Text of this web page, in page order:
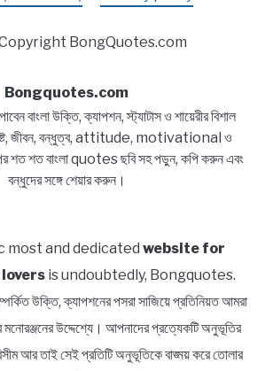
BongQuotes.com
Bongquotes.com
উক্তি, ক্যাপশন, স্ট্যাটাস ও শায়েরীর বিশাল
কষ্ট, জীবন, বন্ধুত্ব, attitude, motivational ও
শত বাংলা quotes ছবি সহ পড়ুন, কপি করুন এবং
বন্ধুদের সঙ্গে শেয়ার করুন।
most and dedicated website for
is undoubtedly, Bongquotes.
উক্তি, ক্যাপশনের পসরা সাজিয়ে প্রতিনিয়ত আমরা
মনোরঞ্জনের উদ্দেশ্যে। আপনাদের প্রত্যেকটি অনুভূতির
আর তাই সেই প্রতিটি অনুভূতিকে বাঙ্ময় করে তোলার